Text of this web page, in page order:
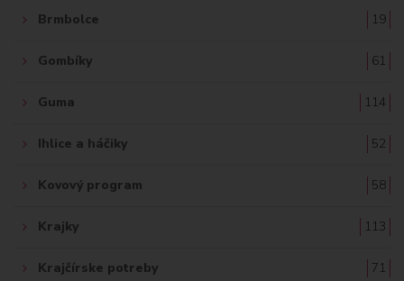
Brmbolce 19
Gombíky 61
Guma 114
Ihlice a háčiky 52
Kovový program 58
Krajky 113
Krajčírske potreby 71